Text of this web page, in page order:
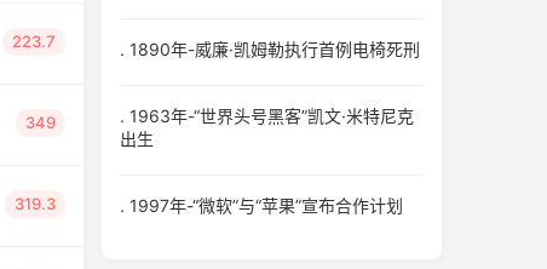
223.7
349
319.3
. 1890年-威廉·凯姆勒执行首例电椅死刑
. 1963年-“世界头号黑客”凯文·米特尼克
出生
. 1997年-“微软”与“苹果”宣布合作计划